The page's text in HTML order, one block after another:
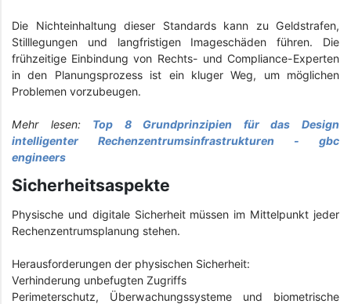
Die Nichteinhaltung dieser Standards kann zu Geldstrafen,
Stilllegungen und langfristigen Imageschäden führen. Die
frühzeitige Einbindung von Rechts- und Compliance-Experten
in den Planungsprozess ist ein kluger Weg, um möglichen
Problemen vorzubeugen.
Mehr lesen: Top 8 Grundprinzipien für das Design
intelligenter Rechenzentrumsinfrastrukturen - gbc
engineers
Sicherheitsaspekte
Physische und digitale Sicherheit müssen im Mittelpunkt jeder
Rechenzentrumsplanung stehen.
Herausforderungen der physischen Sicherheit:
Verhinderung unbefugten Zugriffs
Perimeterschutz, Überwachungssysteme und biometrische